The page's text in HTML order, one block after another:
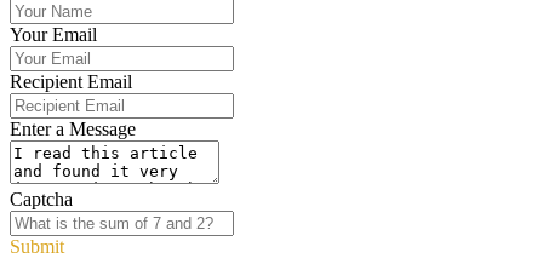
Your Email
Recipient Email
Enter a Message
Captcha
Submit